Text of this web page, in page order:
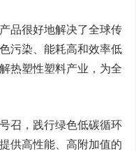
很好地解决了全球传
污染、能耗高和效率低
热塑性塑料产业，为全
，践行绿色低碳循环
供高性能、高附加值的